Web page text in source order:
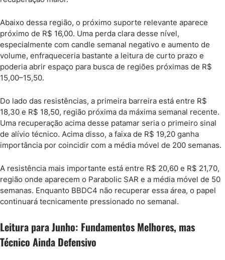
Abaixo dessa região, o próximo suporte relevante aparece
próximo de R$ 16,00. Uma perda clara desse nível,
especialmente com candle semanal negativo e aumento de
volume, enfraqueceria bastante a leitura de curto prazo e
poderia abrir espaço para busca de regiões próximas de R$
15,00–15,50.
Do lado das resistências, a primeira barreira está entre R$
18,30 e R$ 18,50, região próxima da máxima semanal recente.
Uma recuperação acima desse patamar seria o primeiro sinal
de alívio técnico. Acima disso, a faixa de R$ 19,20 ganha
importância por coincidir com a média móvel de 200 semanas.
A resistência mais importante está entre R$ 20,60 e R$ 21,70,
região onde aparecem o Parabolic SAR e a média móvel de 50
semanas. Enquanto BBDC4 não recuperar essa área, o papel
continuará tecnicamente pressionado no semanal.
Leitura para Junho: Fundamentos Melhores, mas
Técnico Ainda Defensivo